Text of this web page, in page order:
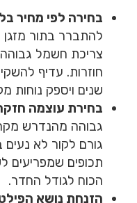
בחירה לפי מחיר
להתברר בתור מזגן
צריכת חשמל
חוזרות. עדיף
שנים ויספק נוחות
בחירת עוצמה
גבוהה מהנדרש
גורם לקור לא נעים
תכופים שמפריעים
הכוח לגודל החדר.
הזנחת נושא